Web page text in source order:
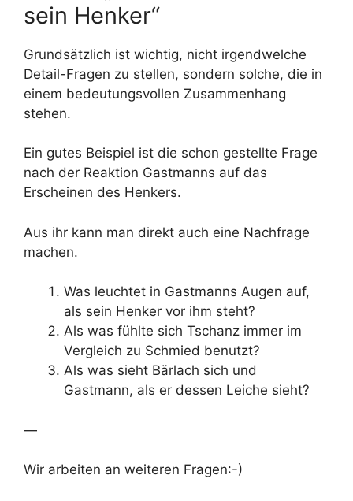
sein Henker“
Grundsätzlich ist wichtig, nicht irgendwelche
Detail-Fragen zu stellen, sondern solche, die in
einem bedeutungsvollen Zusammenhang
stehen.
Ein gutes Beispiel ist die schon gestellte Frage
nach der Reaktion Gastmanns auf das
Erscheinen des Henkers.
Aus ihr kann man direkt auch eine Nachfrage
machen.
Was leuchtet in Gastmanns Augen auf,
als sein Henker vor ihm steht?
Als was fühlte sich Tschanz immer im
Vergleich zu Schmied benutzt?
Als was sieht Bärlach sich und
Gastmann, als er dessen Leiche sieht?
—
Wir arbeiten an weiteren Fragen:-)